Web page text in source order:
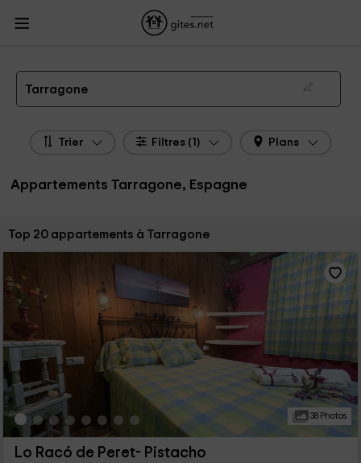
Appartements Espagne
Appartements Tarragone
Tarragone
Trier Filtres (1) Plans
Appartements Tarragone, Espagne
Trier par:
Top 20 appartements à Tarragone
38 Photos
Lo Racó de Peret- Pistacho